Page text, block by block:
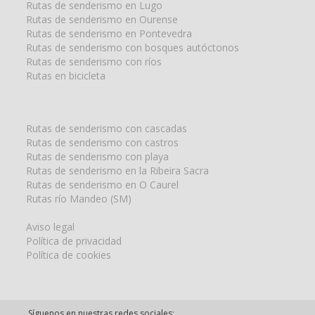
Rutas de senderismo en Lugo
Rutas de senderismo en Ourense
Rutas de senderismo en Pontevedra
Rutas de senderismo con bosques autóctonos
Rutas de senderismo con ríos
Rutas en bicicleta
Rutas de senderismo con cascadas
Rutas de senderismo con castros
Rutas de senderismo con playa
Rutas de senderismo en la Ribeira Sacra
Rutas de senderismo en O Caurel
Rutas río Mandeo (SM)
Aviso legal
Política de privacidad
Política de cookies